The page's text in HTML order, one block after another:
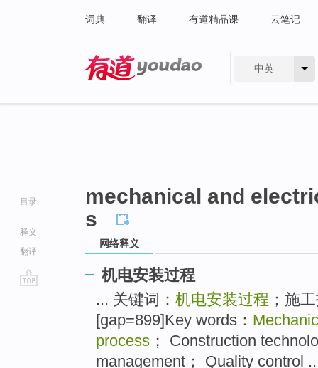
词典 翻译 有道精品课 云笔记
中英
目录
释义
翻译
mechanical and
s
网络释义
机电安装过程
... 关键词： 机电安装过程 ；施
[gap=899]Key words：
process ； Construction
management； Quality control ..